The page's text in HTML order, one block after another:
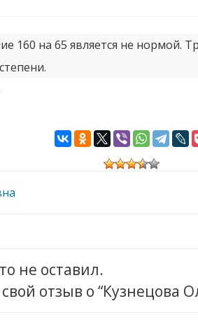
160 на 65 является не нормой.
не оставил.
отзыв о “Кузнецова